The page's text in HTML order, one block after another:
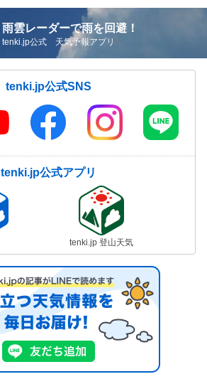
雨雲レーダーで雨を回避！
tenki.jp公式 天気予報アプリ
tenki.jp公式SNS
tenki.jp公式アプリ
tenki.jp 登山天気